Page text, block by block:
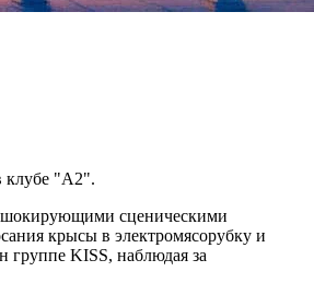
клубе "А2".
шокирующими сценическими
крысы в электромясорубку и
группе KISS, наблюдая за